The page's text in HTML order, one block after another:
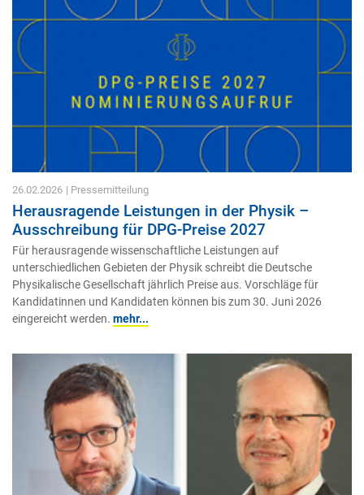
26.02.2026 | Pressemitteilung
Herausragende Leistungen in der Physik –
Ausschreibung für DPG-Preise 2027
Für herausragende wissenschaftliche Leistungen auf
unterschiedlichen Gebieten der Physik schreibt die Deutsche
Physikalische Gesellschaft jährlich Preise aus. Vorschläge für
Kandidatinnen und Kandidaten können bis zum 30. Juni 2026
eingereicht werden. mehr...